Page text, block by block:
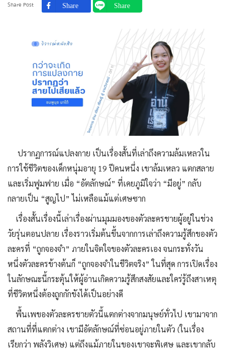
Share Post
ปรากฏการณ์แปลงกาย เป็นเรื่องสั้นที่เล่าถึงความล้มเหลวใน
การใช้ชีวิตของเด็กหนุ่มอายุ 19 ปีคนหนึ่ง เขาล้มเหลว แตกสลาย
และเริ่มฟูมฟาย เมื่อ “อัตลักษณ์” ที่เคยภูมิใจว่า “มีอยู่” กลับ
กลายเป็น “สูญไป” ไม่เหลือแม้แต่เศษซาก
เรื่องสั้นเรื่องนี้เล่าเรื่องผ่านมุมมองของตัวละครชายผู้อยู่ในช่วง
วัยรุ่นตอนปลาย เรื่องราวเริ่มต้นขึ้นจากการเล่าถึงความรู้สึกของตัว
ละครที่ “ถูกจองจำ” ภายในจิตใจของตัวละครเอง จนกระทั่งวัน
หนึ่งตัวละครข้างต้นก็ “ถูกจองจำในชีวิตจริง” ในที่สุด การเปิดเรื่อง
ในลักษณะนี้กระตุ้นให้ผู้อ่านเกิดความรู้สึกสงสัยและใคร่รู้ถึงสาเหตุ
ที่ชีวิตหนึ่งต้องถูกกักขังได้เป็นอย่างดี
พื้นเพของตัวละครชายตัวนี้แตกต่างจากมนุษย์ทั่วไป เขามาจาก
สถานที่ที่แตกต่าง เขามีอัตลักษณ์ที่ซ่อนอยู่ภายในตัว (ในเรื่อง
เรียกว่า พลังวิเศษ) แต่ถึงแม้ภายในของเขาจะพิเศษ และเขากลับ